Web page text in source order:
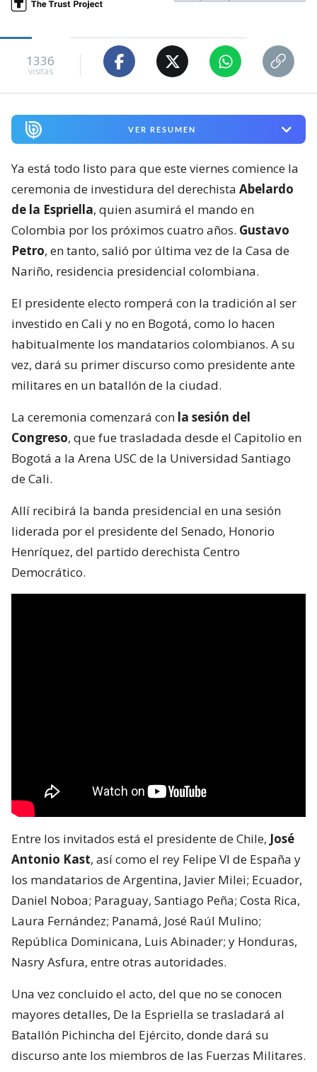
1336
visitas
VER RESUMEN
Ya está todo listo para que este viernes comience la
ceremonia de investidura del derechista Abelardo
de la Espriella, quien asumirá el mando en
Colombia por los próximos cuatro años. Gustavo
Petro, en tanto, salió por última vez de la Casa de
Nariño, residencia presidencial colombiana.
El presidente electo romperá con la tradición al ser
investido en Cali y no en Bogotá, como lo hacen
habitualmente los mandatarios colombianos. A su
vez, dará su primer discurso como presidente ante
militares en un batallón de la ciudad.
La ceremonia comenzará con la sesión del
Congreso, que fue trasladada desde el Capitolio en
Bogotá a la Arena USC de la Universidad Santiago
de Cali.
Allí recibirá la banda presidencial en una sesión
liderada por el presidente del Senado, Honorio
Henríquez, del partido derechista Centro
Democrático.
Entre los invitados está el presidente de Chile, José
Antonio Kast, así como el rey Felipe VI de España y
los mandatarios de Argentina, Javier Milei; Ecuador,
Daniel Noboa; Paraguay, Santiago Peña; Costa Rica,
Laura Fernández; Panamá, José Raúl Mulino;
República Dominicana, Luis Abinader; y Honduras,
Nasry Asfura, entre otras autoridades.
Una vez concluido el acto, del que no se conocen
mayores detalles, De la Espriella se trasladará al
Batallón Pichincha del Ejército, donde dará su
discurso ante los miembros de las Fuerzas Militares.